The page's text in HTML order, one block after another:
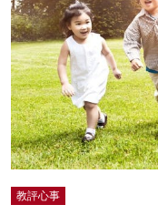
教評心事